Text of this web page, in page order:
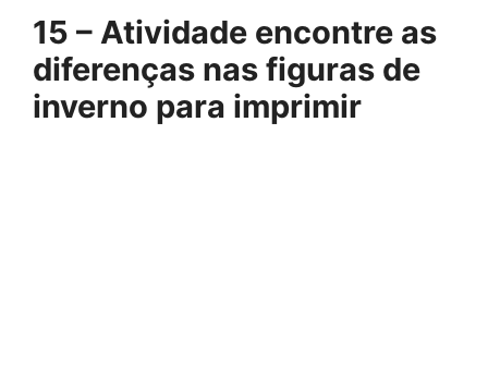
15 – Atividade encontre as
diferenças nas figuras de
inverno para imprimir